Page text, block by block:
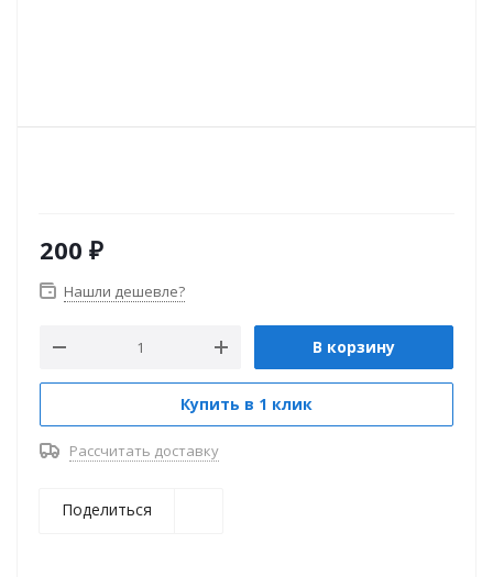
200 ₽
Нашли дешевле?
В корзину
Купить в 1 клик
Рассчитать доставку
Поделиться